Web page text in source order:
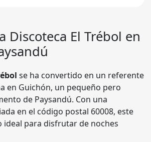
Discoteca El Trébol en
se ha convertido en un referente
en Guichón, un pequeño pero
de Paysandú. Con una
en el código postal 60008, este
ideal para disfrutar de noches